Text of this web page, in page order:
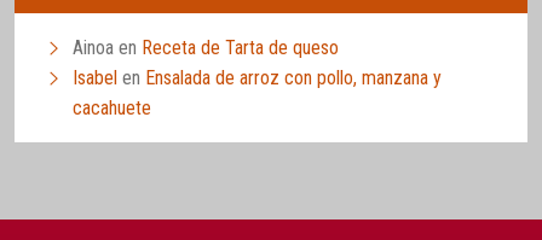
Ainoa en Receta de Tarta de queso
Isabel en Ensalada de arroz con pollo, manzana y
cacahuete